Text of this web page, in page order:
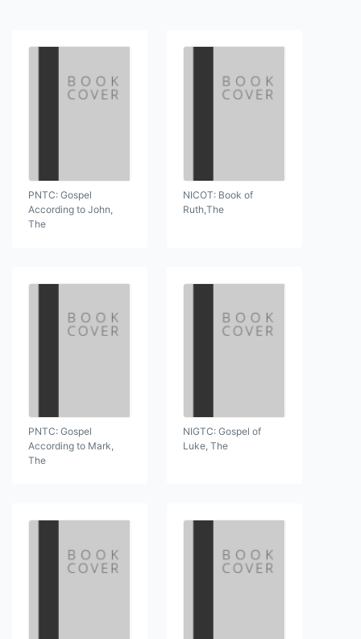
PNTC: Gospel
According to John,
The
NICOT: Book of
Ruth,The
PNTC: Gospel
According to Mark,
The
NIGTC: Gospel of
Luke, The